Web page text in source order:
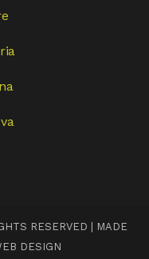
RESERVED | MADE
DESIGN